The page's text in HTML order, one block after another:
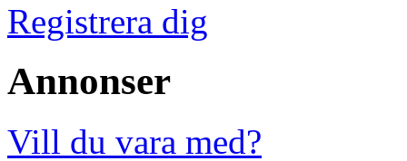
Registrera dig
Annonser
Vill du vara med?